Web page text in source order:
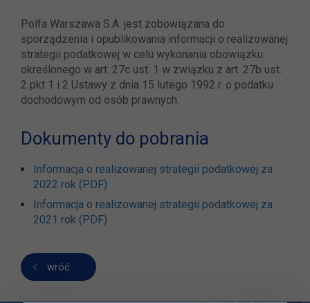
Polfa Warszawa S.A. jest zobowiązana do
sporządzenia i opublikowania informacji o realizowanej
strategii podatkowej w celu wykonania obowiązku
określonego w art. 27c ust. 1 w związku z art. 27b ust.
2 pkt 1 i 2 Ustawy z dnia 15 lutego 1992 r. o podatku
dochodowym od osób prawnych.
Dokumenty do pobrania
Informacja o realizowanej strategii podatkowej za
2022 rok (PDF)
Informacja o realizowanej strategii podatkowej za
2021 rok (PDF)
wróć